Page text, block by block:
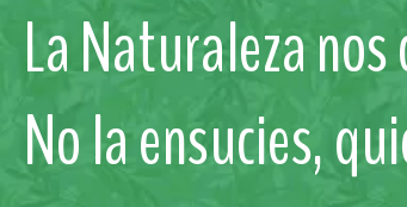
La Naturaleza
No la ensucies,